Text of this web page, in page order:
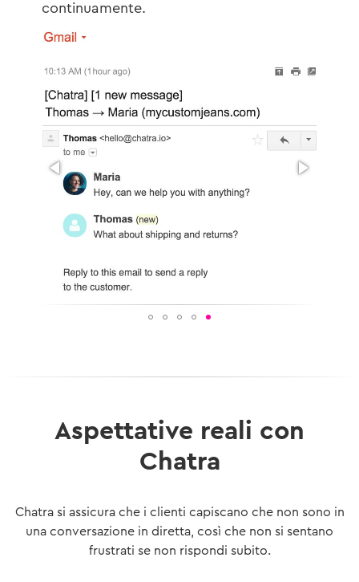
continuamente.
Aspettative reali con
Chatra
Chatra si assicura che i clienti capiscano che non sono in
una conversazione in diretta, così che non si sentano
frustrati se non rispondi subito.